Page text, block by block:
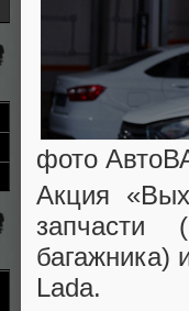
фото
Акция
запчасти
багажника)
Lada.